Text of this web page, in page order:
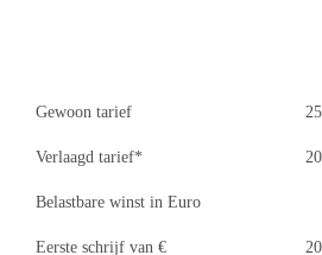
Gewoon tarief
Verlaagd tarief*
Belastbare winst in Euro
Eerste schrijf van €